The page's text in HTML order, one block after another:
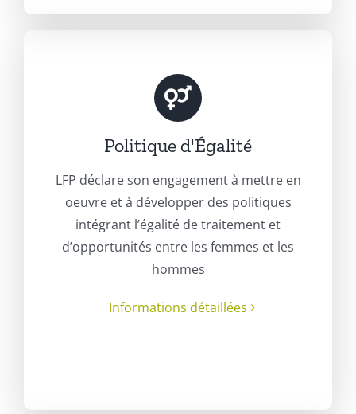
Politique d'Égalité
LFP déclare son engagement à mettre en
oeuvre et à développer des politiques
intégrant l’égalité de traitement et
d’opportunités entre les femmes et les
hommes
Informations détaillées